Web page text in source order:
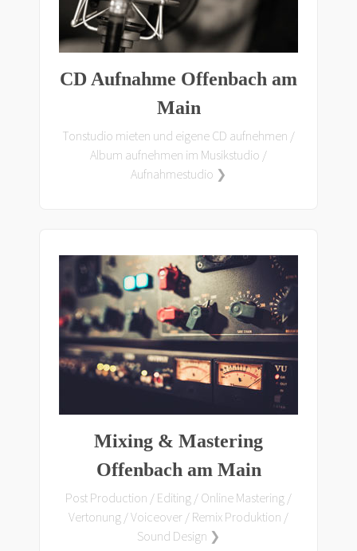
CD Aufnahme Offenbach am
Main
Tonstudio mieten und eigene CD aufnehmen /
Album aufnehmen im Musikstudio /
Aufnahmestudio ❯
Mixing & Mastering
Offenbach am Main
Post Production / Editing / Online Mastering /
Vertonung / Voiceover / Remix Produktion /
Sound Design ❯